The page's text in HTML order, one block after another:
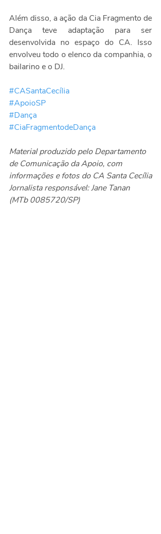
Além disso, a ação da Cia Fragmento de
Dança teve adaptação para ser
desenvolvida no espaço do CA. Isso
envolveu todo o elenco da companhia, o
bailarino e o DJ.
#CASantaCecília
#ApoioSP
#Dança
#CiaFragmentodeDança
Material produzido pelo Departamento
de Comunicação da Apoio, com
informações e fotos do CA Santa Cecília
Jornalista responsável: Jane Tanan
(MTb 0085720/SP)